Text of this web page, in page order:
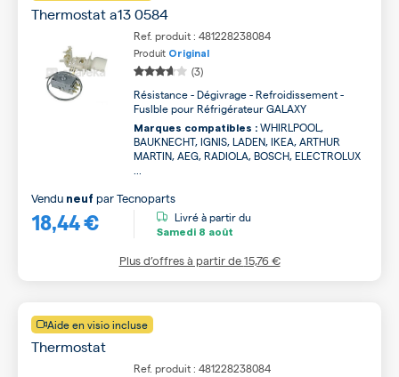
Thermostat a13 0584
Ref. produit : 481228238084
Produit Original
(3)
Résistance - Dégivrage - Refroidissement -
Fuslble pour Réfrigérateur GALAXY
Marques compatibles : WHIRLPOOL,
BAUKNECHT, IGNIS, LADEN, IKEA, ARTHUR
MARTIN, AEG, RADIOLA, BOSCH, ELECTROLUX
18,44 €
Vendu neuf parTecnoparts
Livré à partir du
Samedi 8 août
Plus d’offres à partir de15,76 €
Aide en visio incluse
Thermostat
Ref. produit : 481228238084